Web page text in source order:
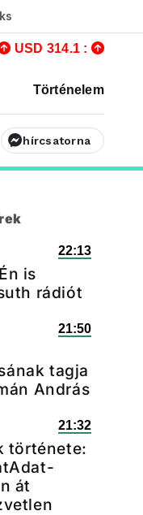
USD 314.1 :
Történelem
hírcsatorna
22:13
is
rádiót
21:50
tagja
András
21:32
története:
át